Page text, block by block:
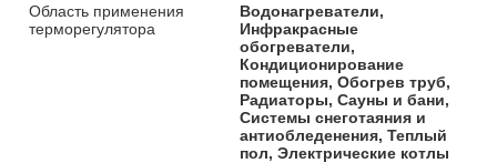
Область применения
терморегулятора
Водонагреватели,
Инфракрасные
обогреватели,
Кондиционирование
помещения, Обогрев труб,
Радиаторы, Сауны и бани,
Системы снеготаяния и
антиобледенения, Теплый
пол, Электрические котлы